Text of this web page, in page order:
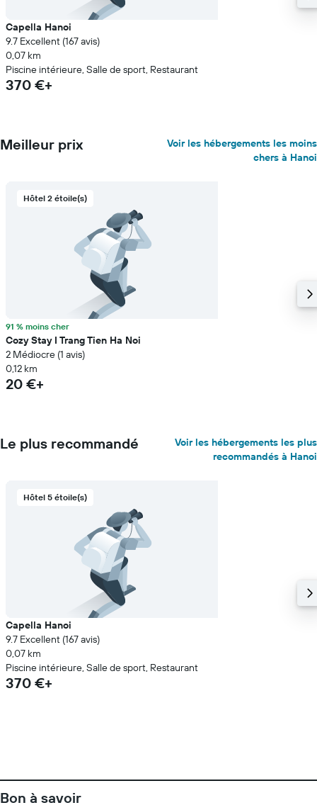
Capella Hanoi
9.7 Excellent (167 avis)
0,07 km
Piscine intérieure, Salle de sport, Restaurant
370 €+
Meilleur prix
Voir les hébergements les moins
chers à Hanoi
Hôtel 2 étoile(s)
91 % moins cher
Cozy Stay I Trang Tien Ha Noi
2 Médiocre (1 avis)
0,12 km
20 €+
Le plus recommandé
Voir les hébergements les plus
recommandés à Hanoi
Hôtel 5 étoile(s)
Capella Hanoi
9.7 Excellent (167 avis)
0,07 km
Piscine intérieure, Salle de sport, Restaurant
370 €+
Bon à savoir